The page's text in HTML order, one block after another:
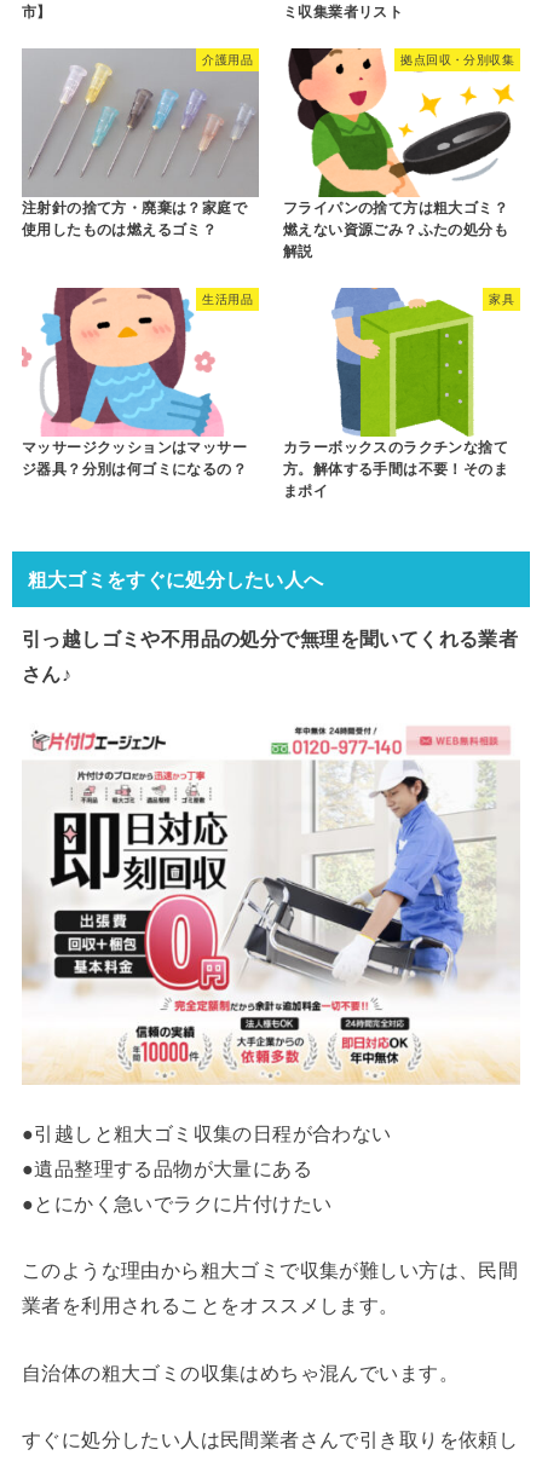
市】
ミ収集業者リスト
介護用品
注射針の捨て方・廃棄は？家庭で
使用したものは燃えるゴミ？
拠点回収・分別収集
フライパンの捨て方は粗大ゴミ？
燃えない資源ごみ？ふたの処分も
解説
生活用品
マッサージクッションはマッサー
ジ器具？分別は何ゴミになるの？
家具
カラーボックスのラクチンな捨て
方。解体する手間は不要！そのま
まポイ
粗大ゴミをすぐに処分したい人へ
引っ越しゴミや不用品の処分で無理を聞いてくれる業者
さん♪
●引越しと粗大ゴミ収集の日程が合わない
●遺品整理する品物が大量にある
●とにかく急いでラクに片付けたい
このような理由から粗大ゴミで収集が難しい方は、民間
業者を利用されることをオススメします。
自治体の粗大ゴミの収集はめちゃ混んでいます。
すぐに処分したい人は民間業者さんで引き取りを依頼し